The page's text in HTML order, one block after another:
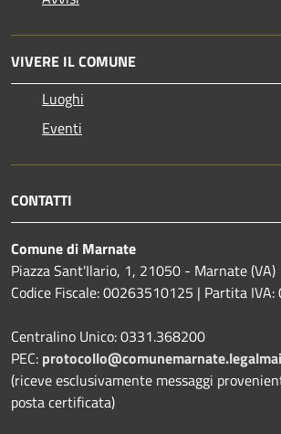
VIVERE IL COMUNE
Luoghi
Eventi
CONTATTI
Comune di Marnate
Piazza Sant'Ilario, 1, 21050 - Marnate (VA)
Codice Fiscale: 00263510125 | Partita
Centralino Unico: 0331.368200
PEC:
(riceve esclusivamente messaggi
posta certificata)